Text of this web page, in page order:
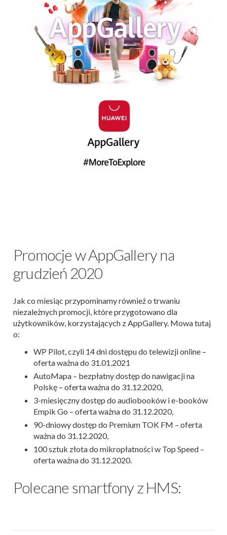
Promocje w AppGallery na
grudzień 2020
Jak co miesiąc przypominamy również o trwaniu
niezależnych promocji, które przygotowano dla
użytkowników, korzystających z AppGallery. Mowa tutaj
o:
WP Pilot, czyli 14 dni dostępu do telewizji online –
oferta ważna do 31.01.2021
AutoMapa – bezpłatny dostęp do nawigacji na
Polskę – oferta ważna do 31.12.2020,
3-miesięczny dostęp do audiobooków i e-booków
Empik Go – oferta ważna do 31.12.2020,
90-dniowy dostęp do Premium TOK FM – oferta
ważna do 31.12.2020,
100 sztuk złota do mikropłatności w Top Speed –
oferta ważna do 31.12.2020.
Polecane smartfony z HMS: